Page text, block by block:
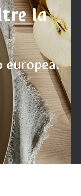
la
europea.